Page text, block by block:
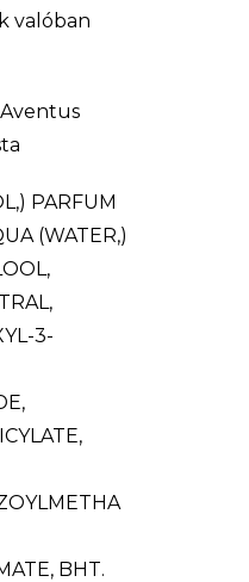
valóban
PARFUM
(WATER,)
3-
BHT.